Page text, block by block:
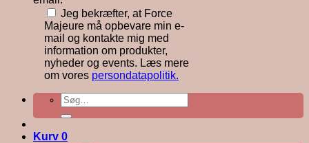
Jeg bekræfter, at Force
Majeure må opbevare min e-
mail og kontakte mig med
information om produkter,
nyheder og events. Læs mere
om vores persondatapolitik.
Søg
efter:
Kurv 0